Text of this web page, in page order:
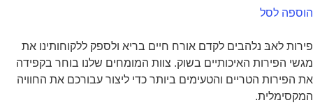
הוספה לסל
פירות לאבּ נלהבים לקדם אורח חיים בריא ולספק ללקוחותינו את
מגשי הפירות האיכותיים בשוק. צוות המומחים שלנו בוחר בקפידה
את הפירות הטריים והטעימים ביותר כדי ליצור עבורכם את החוויה
המקסימלית.